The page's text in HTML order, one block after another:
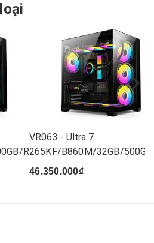
RTX
VR063 - Ultra 7
265KF/B860M/32GB/
5060...
46.350.000₫